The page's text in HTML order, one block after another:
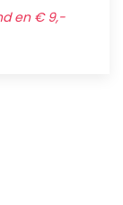
en € 9,-